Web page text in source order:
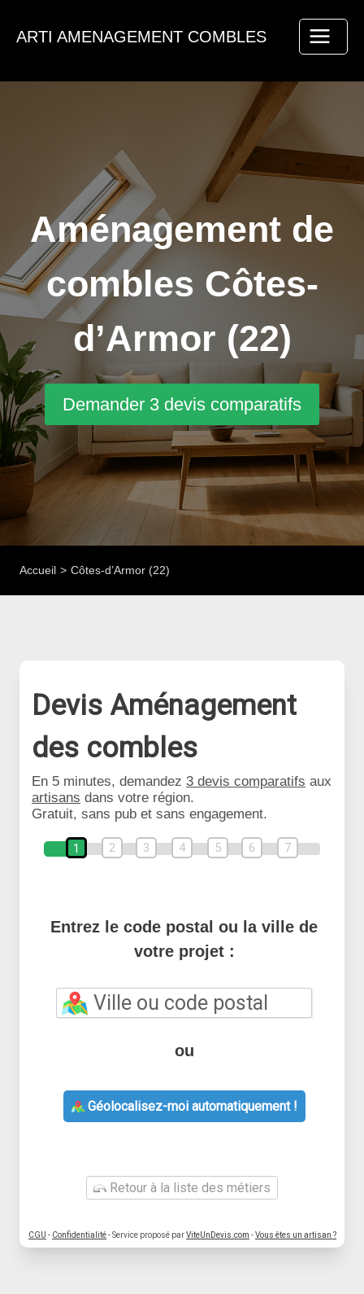
ARTI AMENAGEMENT COMBLES
Aménagement de
combles Côtes-
d’Armor (22)
Demander 3 devis comparatifs
Accueil Côtes-d’Armor (22)
Devis Aménagement
des combles
En 5 minutes, demandez 3 devis comparatifs aux
artisans dans votre région.
Gratuit, sans pub et sans engagement.
1 2 3 4 5 6 7
Entrez le code postal ou la ville de
votre projet :
ou
Géolocalisez-moi automatiquement !
Retour à la liste des métiers
CGU - Confidentialité- Service proposé parViteUnDevis.com -Vous êtes un artisan ?